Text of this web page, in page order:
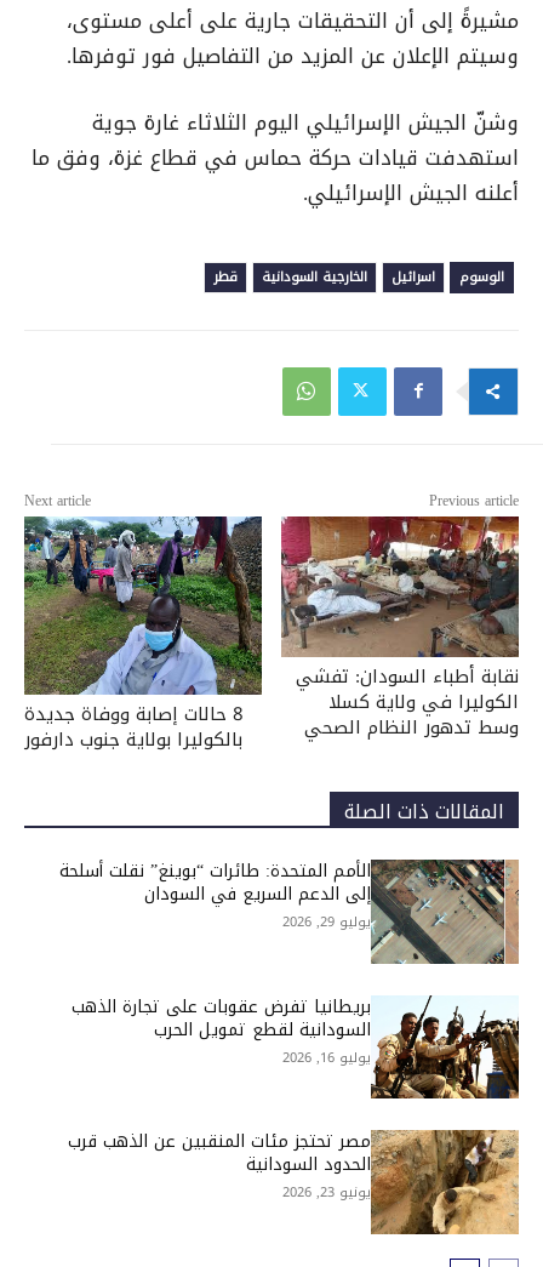
مشيرةً إلى أن التحقيقات جارية على أعلى مستوى،
وسيتم الإعلان عن المزيد من التفاصيل فور توفرها.
وشنّ الجيش الإسرائيلي اليوم الثلاثاء غارة جوية
استهدفت قيادات حركة حماس في قطاع غزة، وفق ما
أعلنه الجيش الإسرائيلي.
الوسوم اسرائيل الخارجية السودانية قطر
Previous article
نقابة أطباء السودان: تفشي
الكوليرا في ولاية كسلا
وسط تدهور النظام الصحي
Next article
8 حالات إصابة ووفاة جديدة
بالكوليرا بولاية جنوب دارفور
المقالات ذات الصلة
الأمم المتحدة: طائرات “بوينغ” نقلت أسلحة
إلى الدعم السريع في السودان
يوليو 29, 2026
بريطانيا تفرض عقوبات على تجارة الذهب
السودانية لقطع تمويل الحرب
يوليو 16, 2026
مصر تحتجز مئات المنقبين عن الذهب قرب
الحدود السودانية
يونيو 23, 2026